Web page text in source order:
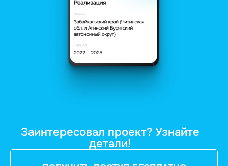
Заинтересовал проект? Узнайте
детали!